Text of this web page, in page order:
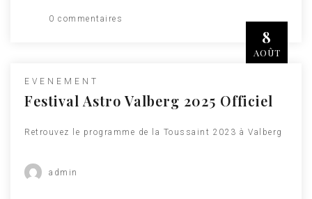
0 commentaires
8
AOÛT
EVENEMENT
Festival Astro Valberg 2025 Officiel
Retrouvez le programme de la Toussaint 2023 à Valberg
admin